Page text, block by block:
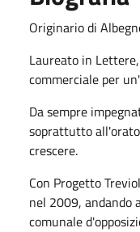
Originario di
Laureato in
commerciale per
Da sempre
soprattutto
crescere.
Con Progetto
nel 2009, andando
comunale